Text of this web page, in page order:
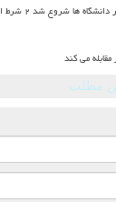
شروع شد ۲ شرط اصلی جذب
می کند
مطلب